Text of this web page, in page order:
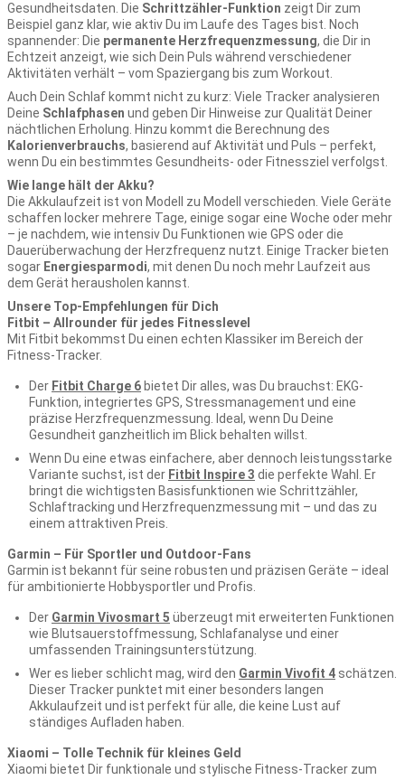
Gesundheitsdaten. Die Schrittzähler-Funktion zeigt Dir zum
Beispiel ganz klar, wie aktiv Du im Laufe des Tages bist. Noch
spannender: Die permanente Herzfrequenzmessung, die Dir in
Echtzeit anzeigt, wie sich Dein Puls während verschiedener
Aktivitäten verhält – vom Spaziergang bis zum Workout.
Auch Dein Schlaf kommt nicht zu kurz: Viele Tracker analysieren
Deine Schlafphasen und geben Dir Hinweise zur Qualität Deiner
nächtlichen Erholung. Hinzu kommt die Berechnung des
Kalorienverbrauchs, basierend auf Aktivität und Puls – perfekt,
wenn Du ein bestimmtes Gesundheits- oder Fitnessziel verfolgst.
Wie lange hält der Akku?
Die Akkulaufzeit ist von Modell zu Modell verschieden. Viele Geräte
schaffen locker mehrere Tage, einige sogar eine Woche oder mehr
– je nachdem, wie intensiv Du Funktionen wie GPS oder die
Dauerüberwachung der Herzfrequenz nutzt. Einige Tracker bieten
sogar Energiesparmodi, mit denen Du noch mehr Laufzeit aus
dem Gerät herausholen kannst.
Unsere Top-Empfehlungen für Dich
Fitbit – Allrounder für jedes Fitnesslevel
Mit Fitbit bekommst Du einen echten Klassiker im Bereich der
Fitness-Tracker.
Der Fitbit Charge 6 bietet Dir alles, was Du brauchst: EKG-
Funktion, integriertes GPS, Stressmanagement und eine
präzise Herzfrequenzmessung. Ideal, wenn Du Deine
Gesundheit ganzheitlich im Blick behalten willst.
Wenn Du eine etwas einfachere, aber dennoch leistungsstarke
Variante suchst, ist der Fitbit Inspire 3 die perfekte Wahl. Er
bringt die wichtigsten Basisfunktionen wie Schrittzähler,
Schlaftracking und Herzfrequenzmessung mit – und das zu
einem attraktiven Preis.
Garmin – Für Sportler und Outdoor-Fans
Garmin ist bekannt für seine robusten und präzisen Geräte – ideal
für ambitionierte Hobbysportler und Profis.
Der Garmin Vivosmart 5 überzeugt mit erweiterten Funktionen
wie Blutsauerstoffmessung, Schlafanalyse und einer
umfassenden Trainingsunterstützung.
Wer es lieber schlicht mag, wird den Garmin Vivofit 4 schätzen.
Dieser Tracker punktet mit einer besonders langen
Akkulaufzeit und ist perfekt für alle, die keine Lust auf
ständiges Aufladen haben.
Xiaomi – Tolle Technik für kleines Geld
Xiaomi bietet Dir funktionale und stylische Fitness-Tracker zum